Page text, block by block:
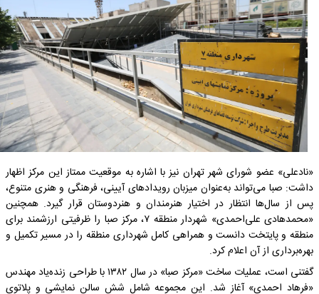
«نادعلی» عضو شورای شهر تهران نیز با اشاره به موقعیت ممتاز این مرکز اظهار
داشت: صبا می‌تواند به‌عنوان میزبان رویداد‌های آیینی، فرهنگی و هنری متنوع،
پس از سال‌ها انتظار در اختیار هنرمندان و هنردوستان قرار گیرد. همچنین
«محمدهادی علی‌احمدی» شهردار منطقه ۷، مرکز صبا را ظرفیتی ارزشمند برای
منطقه و پایتخت دانست و همراهی کامل شهرداری منطقه را در مسیر تکمیل و
بهره‌برداری از آن اعلام کرد.
گفتنی است، عملیات ساخت «مرکز صبا» در سال ۱۳۸۲ با طراحی زنده‌یاد مهندس
«فرهاد احمدی» آغاز شد. این مجموعه شامل شش سالن نمایشی و پلاتوی